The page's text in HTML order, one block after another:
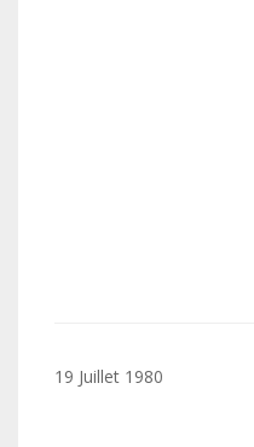
Navigation
19 Juillet 1980